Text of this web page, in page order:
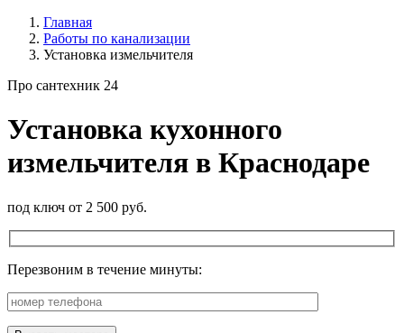
Главная
Работы по канализации
Установка измельчителя
Про сантехник 24
Установка кухонного
измельчителя в Краснодаре
под ключ от 2 500 руб.
Перезвоним в течение минуты: